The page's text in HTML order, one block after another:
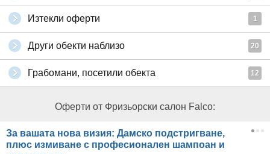
Изтекли оферти 1
Други обекти наблизо 20
Грабомани, посетили обекта 12
Оферти от Фризьорски салон Falco:
За вашата нова визия: Дамско подстригване,
плюс измиване с професионален шампоан и